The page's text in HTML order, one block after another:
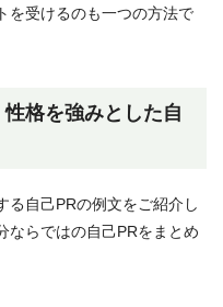
を受けるのも一つの方法で
性格を強みとした自
る自己PRの例文をご紹介し
ならではの自己PRをまとめ